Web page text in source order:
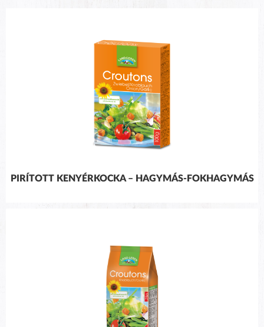
PIRÍTOTT KENYÉRKOCKA – HAGYMÁS-FOKHAGYMÁS